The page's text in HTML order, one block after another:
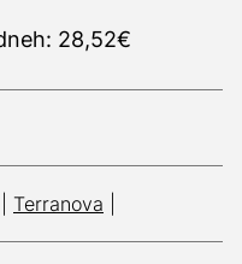
28,52€
Terranova